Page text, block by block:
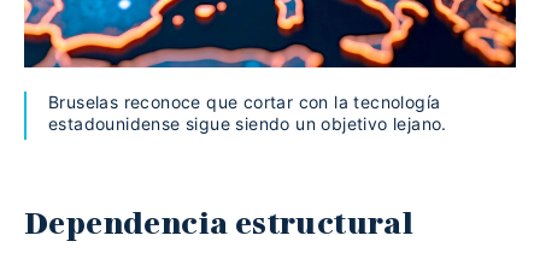
Bruselas reconoce que cortar con la tecnología
estadounidense sigue siendo un objetivo lejano.
Dependencia estructural